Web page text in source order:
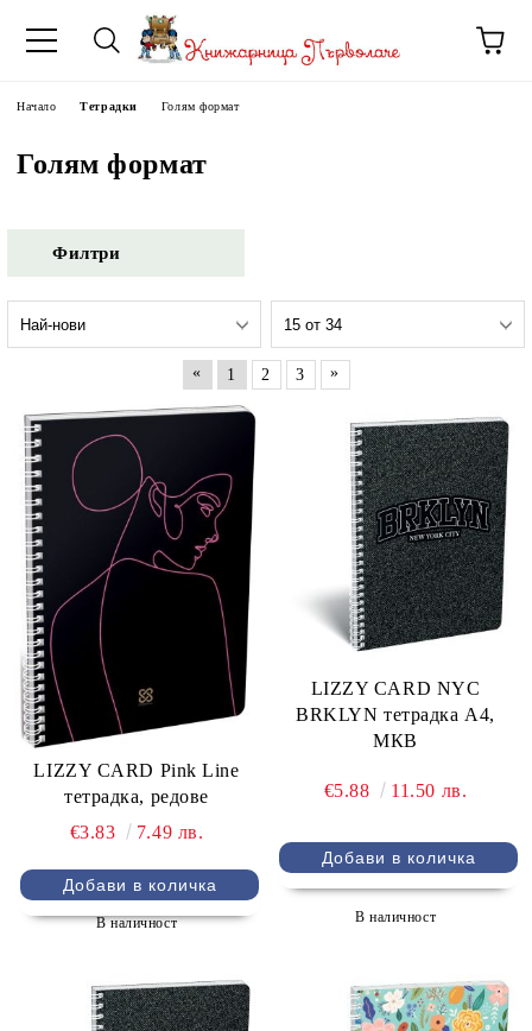
Начало Тетрадки Голям формат
Голям формат
Филтри
« 1 2 3 »
LIZZY CARD Pink Line
тетрадка, редове
€3.83
7.49 лв.
В наличност
LIZZY CARD NYC
BRKLYN тетрадка А4,
МКВ
€5.88 11.50 лв.
В наличност